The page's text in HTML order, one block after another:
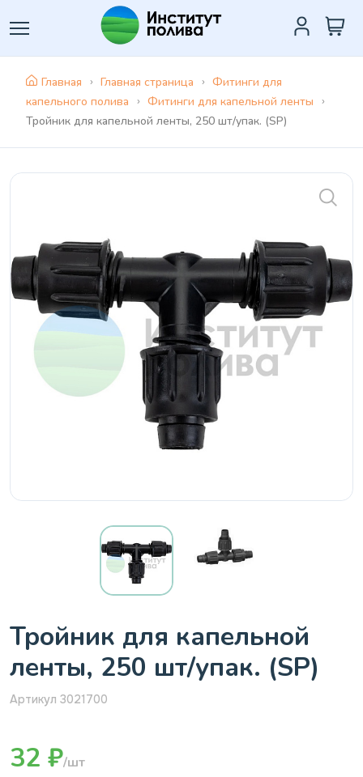
Главная Главная страница
Фитинги для
капельного полива
Фитинги для капельной ленты
Тройник для капельной ленты, 250 шт/упак. (SP)
Тройник для капельной
ленты, 250 шт/упак. (SP)
Артикул 3021700
32 ₽/шт